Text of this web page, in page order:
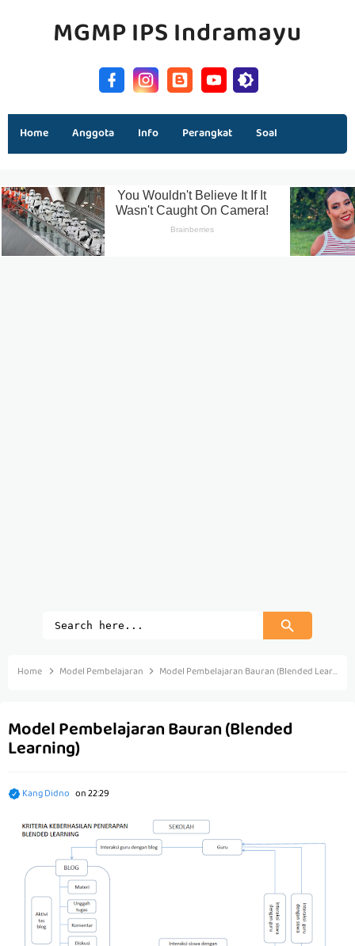
MGMP IPS Indramayu
Home Anggota Info Perangkat Soal
Home Model Pembelajaran Model Pembelajaran Bauran (Blended Learning)
Model Pembelajaran Bauran (Blended
Learning)
Kang Didno on22:29